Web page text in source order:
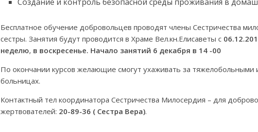
Бесплатное обучение добровольцев проводят члены Сестричества
сестры. Занятия будут проводится в Храме Вел.кн.Елисаветы с
неделю, в воскресенье. Начало занятий 6 декабря в 14 -00
По окончании курсов желающие смогут ухаживать за тяжелобольными
больницах.
Контактный тел координатора Сестричества Милосердия – для
жертвователей: 20-89-36 ( Сестра Вера).